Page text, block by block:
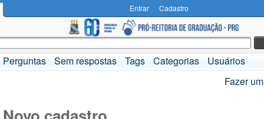
Entrar Cadastro
Perguntas Sem respostas Tags Categorias
Usuários
Fazer